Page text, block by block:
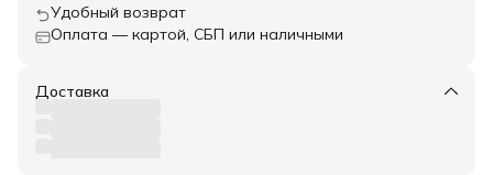
Удобный возврат
Оплата — картой, СБП или наличными
Доставка